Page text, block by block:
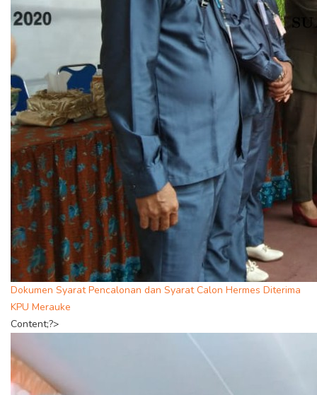
Dokumen Syarat Pencalonan dan Syarat Calon Hermes Diterima
KPU Merauke
Content;?>